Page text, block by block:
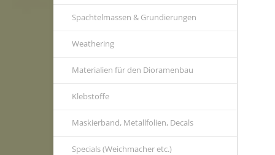
Spachtelmassen & Grundierungen
Weathering
Materialien für den Dioramenbau
Klebstoffe
Maskierband, Metallfolien, Decals
Specials (Weichmacher etc.)